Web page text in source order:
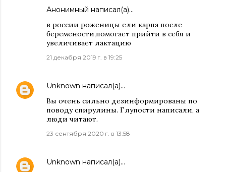
Анонимный написал(а)…
в россии роженицы ели карпа после
беремености,помогает прийти в себя и
увеличивает лактацию
21 декабря 2019 г. в 19:25
Unknown написал(а)…
Вы очень сильно дезинформированы по
поводу спирулины. Глупости написали, а
люди читают.
23 сентября 2020 г. в 13:58
Unknown написал(а)…